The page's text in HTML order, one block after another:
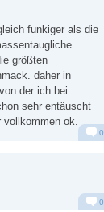
funkiger als die
größten
daher in
der ich bei
sehr entäuscht
ok.
0
0